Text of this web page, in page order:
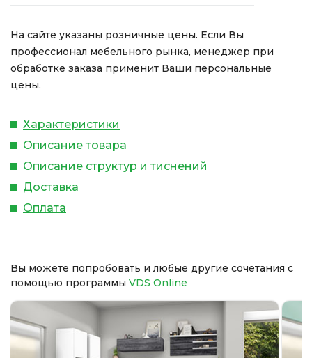
На сайте указаны розничные цены. Если Вы
профессионал мебельного рынка, менеджер при
обработке заказа применит Ваши персональные
цены.
Характеристики
Описание товара
Описание структур и тиснений
Доставка
Оплата
Вы можете попробовать и любые другие сочетания с
помощью программы VDS Online